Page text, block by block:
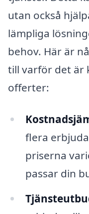
utan också
lämpliga
behov. Här är
till varför det är
offerter:
flera
priserna
passar din